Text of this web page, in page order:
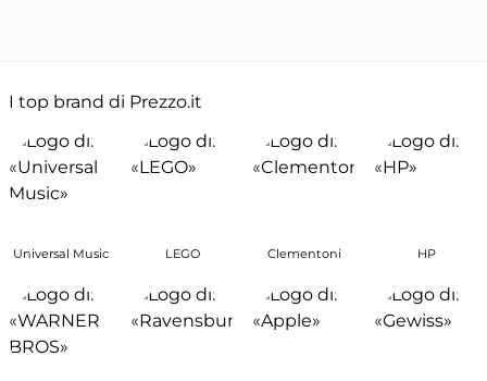
I top brand di Prezzo.it
Universal Music LEGO Clementoni HP